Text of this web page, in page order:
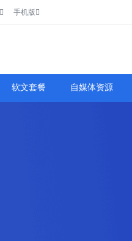
手机版
软文套餐 自媒体资源